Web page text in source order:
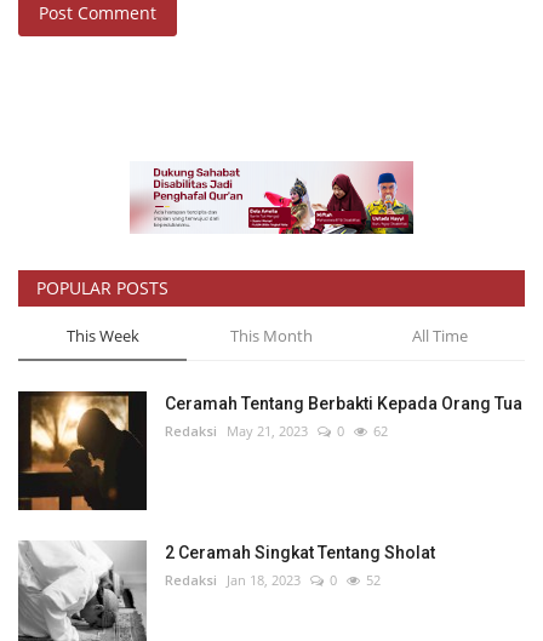
Post Comment
POPULAR POSTS
This Week This Month All Time
Ceramah Tentang Berbakti Kepada Orang Tua
Redaksi May 21, 2023 0 62
2 Ceramah Singkat Tentang Sholat
Redaksi Jan 18, 2023 0 52